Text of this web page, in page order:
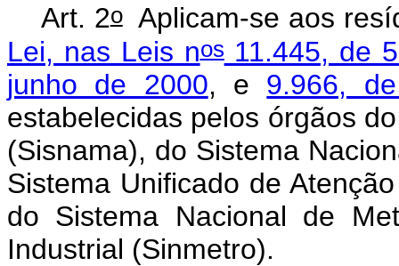
Art. 2oAplicam-se aos
Lei, nas Leis nos11.445, de
junho de 2000, e 9.966,
estabelecidas pelos órgãos
(Sisnama), do Sistema
Sistema Unificado de
do Sistema Nacional de
Industrial (Sinmetro).